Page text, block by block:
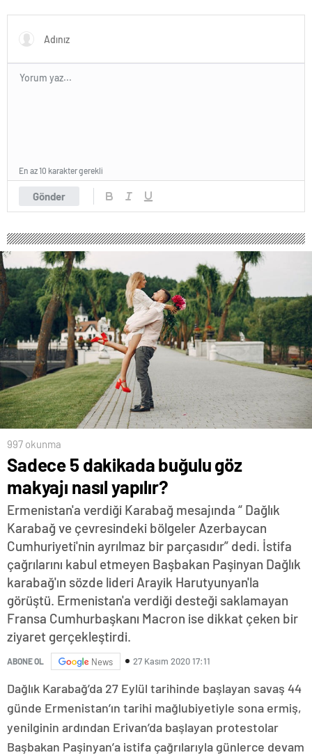
Gönder
En az 10 karakter gerekli
997 okunma
Sadece 5 dakikada buğulu göz
makyajı nasıl yapılır?
Ermenistan'a verdiği Karabağ mesajında “ Dağlık
Karabağ ve çevresindeki bölgeler Azerbaycan
Cumhuriyeti'nin ayrılmaz bir parçasıdır” dedi. İstifa
çağrılarını kabul etmeyen Başbakan Paşinyan Dağlık
karabağ'ın sözde lideri Arayik Harutyunyan'la
görüştü. Ermenistan'a verdiği desteği saklamayan
Fransa Cumhurbaşkanı Macron ise dikkat çeken bir
ziyaret gerçekleştirdi.
ABONE OL News 27 Kasım 2020 17:11
Dağlık Karabağ’da 27 Eylül tarihinde başlayan savaş 44
günde Ermenistan’ın tarihi mağlubiyetiyle sona ermiş,
yenilginin ardından Erivan’da başlayan protestolar
Başbakan Paşinyan’a istifa çağrılarıyla günlerce devam